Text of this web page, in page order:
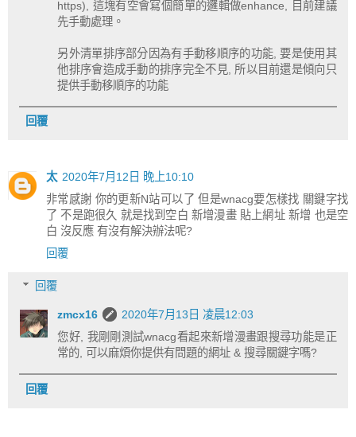
https), 這塊有空會寫個簡單的邏輯做enhance, 目前建議
先手動處理。
另外清單排序部分因為有手動移順序的功能, 要是使用其
他排序會造成手動的排序完全不見, 所以目前還是傾向只
提供手動移順序的功能
回覆
太 2020年7月12日 晚上10:10
非常感謝 你的更新N站可以了 但是wnacg要怎樣找 關鍵字找
了 不是跑很久 就是找到空白 新增漫畫 貼上網址 新增 也是空
白 沒反應 有沒有解決辦法呢?
回覆
回覆
zmcx16
2020年7月13日 凌晨12:03
您好, 我剛剛測試wnacg看起來新增漫畫跟搜尋功能是正
常的, 可以麻煩你提供有問題的網址 & 搜尋關鍵字嗎?
回覆